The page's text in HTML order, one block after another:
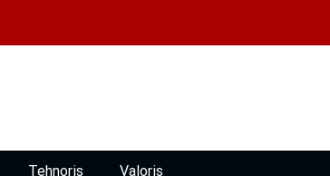
Tehnoris Valoris